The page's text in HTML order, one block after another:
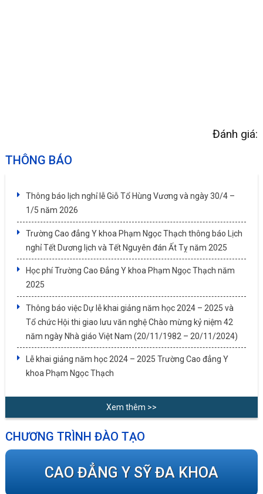
Đánh giá:
THÔNG BÁO
Thông báo lịch nghỉ lễ Giỗ Tổ Hùng Vương và ngày 30/4 –
1/5 năm 2026
Trường Cao đẳng Y khoa Phạm Ngọc Thạch thông báo Lịch
nghỉ Tết Dương lịch và Tết Nguyên đán Ất Tỵ năm 2025
Học phí Trường Cao Đẳng Y khoa Phạm Ngọc Thạch năm
2025
Thông báo việc Dự lễ khai giảng năm học 2024 – 2025 và
Tổ chức Hội thi giao lưu văn nghệ Chào mừng kỷ niệm 42
năm ngày Nhà giáo Việt Nam (20/11/1982 – 20/11/2024)
Lễ khai giảng năm học 2024 – 2025 Trường Cao đẳng Y
khoa Phạm Ngọc Thạch
Xem thêm >>
CHƯƠNG TRÌNH ĐÀO TẠO
CAO ĐẲNG Y SỸ ĐA KHOA